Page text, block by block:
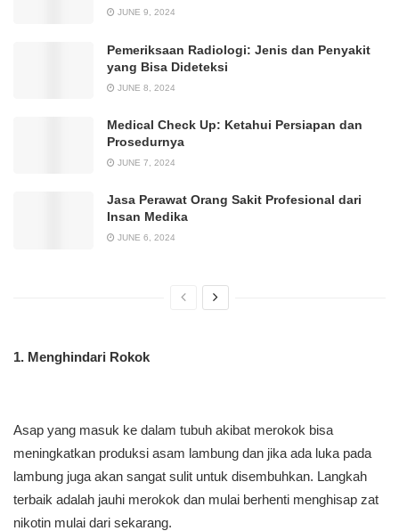
JUNE 9, 2024
Pemeriksaan Radiologi: Jenis dan Penyakit
yang Bisa Dideteksi
JUNE 8, 2024
Medical Check Up: Ketahui Persiapan dan
Prosedurnya
JUNE 7, 2024
Jasa Perawat Orang Sakit Profesional dari
Insan Medika
JUNE 6, 2024
1. Menghindari Rokok
Asap yang masuk ke dalam tubuh akibat merokok bisa
meningkatkan produksi asam lambung dan jika ada luka pada
lambung juga akan sangat sulit untuk disembuhkan. Langkah
terbaik adalah jauhi merokok dan mulai berhenti menghisap zat
nikotin mulai dari sekarang.